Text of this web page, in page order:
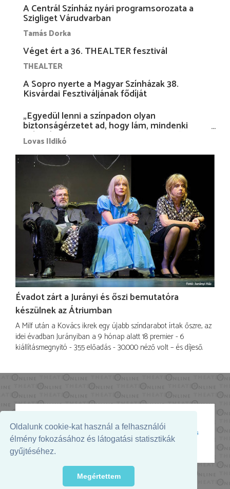
Oldalunk cookie-kat használ a felhasználói
élmény fokozásához és látogatási statisztikák
gyűjtéséhez.
Megértettem
A Centrál Színház nyári programsorozata a
Szigliget Várudvarban
Tamás Dorka
Véget ért a 36. THEALTER fesztivál
THEALTER
A Sopro nyerte a Magyar Színházak 38.
Kisvárdai Fesztiváljának fődíját
„Egyedül lenni a színpadon olyan
biztonságérzetet ad, hogy lám, mindenki
más nélkül is megvagyok magammal…”
Lovas Ildikó
Évadot zárt a Jurányi és őszi bemutatóra
készülnek az Átriumban
A Milf után a Kovács ikrek egy újabb színdarabot írtak őszre, az
idei évadban Jurányiban a 9 hónap alatt 18 premier - 6
kiállításmegnyitó - 355 előadás - 30.000 néző volt – és díjeső.
Az oldal megjelenését támogatja:
© 2026. - THEATER Online -theater.hu